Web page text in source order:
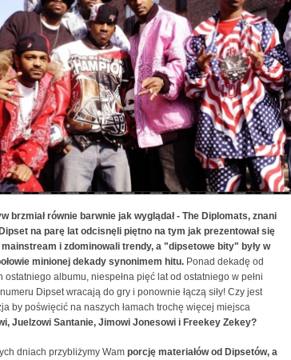
brzmiał równie barwnie jak wyglądał - The Diplomats, znani
na parę lat odcisnęli piętno na tym jak prezentował się
i zdominowali trendy, a "dipsetowe bity" były w
minionej dekady synonimem hitu. Ponad dekadę od
ostatniego albumu, niespełna pięć lat od ostatniego w pełni
Dipset wracają do gry i ponownie łączą siły! Czy jest
by poświęcić na naszych łamach trochę więcej miejsca
Juelzowi Santanie, Jimowi Jonesowi i Freekey Zekey?
dniach przybliżymy Wam porcję materiałów od Dipsetów, a